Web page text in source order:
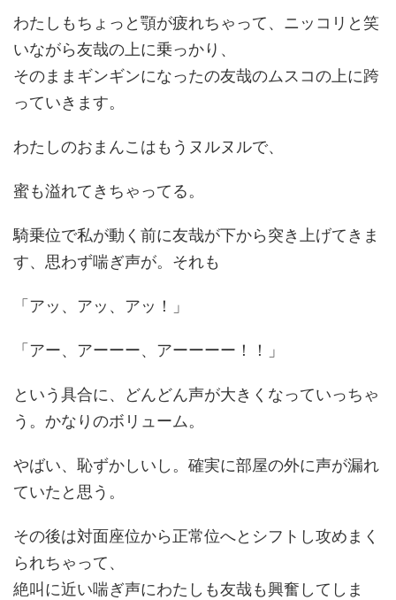
わたしもちょっと顎が疲れちゃって、ニッコリと笑
いながら友哉の上に乗っかり、
そのままギンギンになったの友哉のムスコの上に跨
っていきます。
わたしのおまんこはもうヌルヌルで、
蜜も溢れてきちゃってる。
騎乗位で私が動く前に友哉が下から突き上げてきま
す、思わず喘ぎ声が。それも
「アッ、アッ、アッ！」
「アー、アーーー、アーーーー！！」
という具合に、どんどん声が大きくなっていっちゃ
う。かなりのボリューム。
やばい、恥ずかしいし。確実に部屋の外に声が漏れ
ていたと思う。
その後は対面座位から正常位へとシフトし攻めまく
られちゃって、
絶叫に近い喘ぎ声にわたしも友哉も興奮してしま